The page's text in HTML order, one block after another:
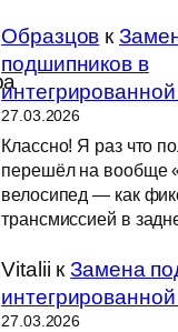
Образцов к
подшипников в
интегрированной
27.03.2026
Классно! Я раз что
перешёл на вообще
велосипед — как
трансмиссией в
Vitalii кЗамена
интегрированной
27.03.2026